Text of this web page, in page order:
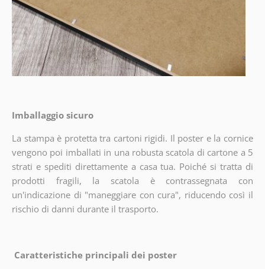
Imballaggio sicuro
La stampa è protetta tra cartoni rigidi. Il poster e la cornice
vengono poi imballati in una robusta scatola di cartone a 5
strati e spediti direttamente a casa tua. Poiché si tratta di
prodotti fragili, la scatola è contrassegnata con
un'indicazione di "maneggiare con cura", riducendo così il
rischio di danni durante il trasporto.
Caratteristiche principali dei poster